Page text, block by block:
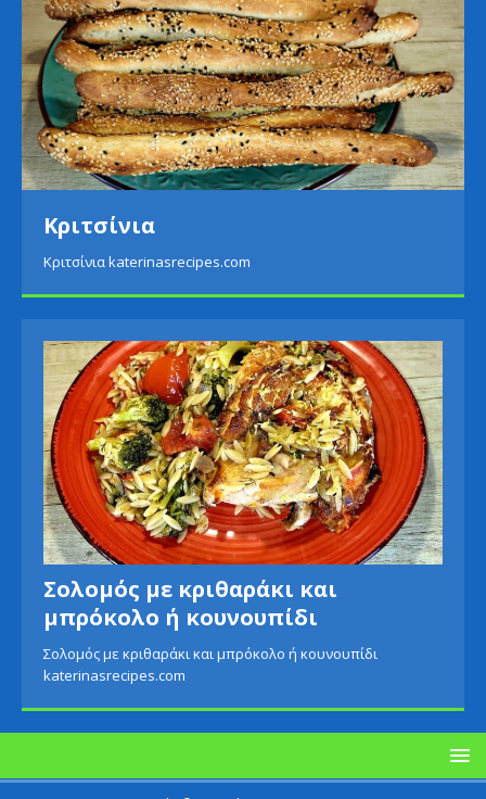
Κριτσίνια
Κριτσίνια katerinasrecipes.com
Σολομός με κριθαράκι και
μπρόκολο ή κουνουπίδι
Σολομός με κριθαράκι και μπρόκολο ή κουνουπίδι
katerinasrecipes.com